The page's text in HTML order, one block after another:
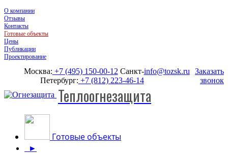
О компании
Отзывы
Контакты
Готовые объекты
Цены
Публикации
Проектирование
Москва: +7 (495) 150-00-12 Санкт-
Петербург: +7 (812) 223-46-14
info@tozsk.ru
Заказать
звонок
Теплоогнезащита
Готовые объекты
►